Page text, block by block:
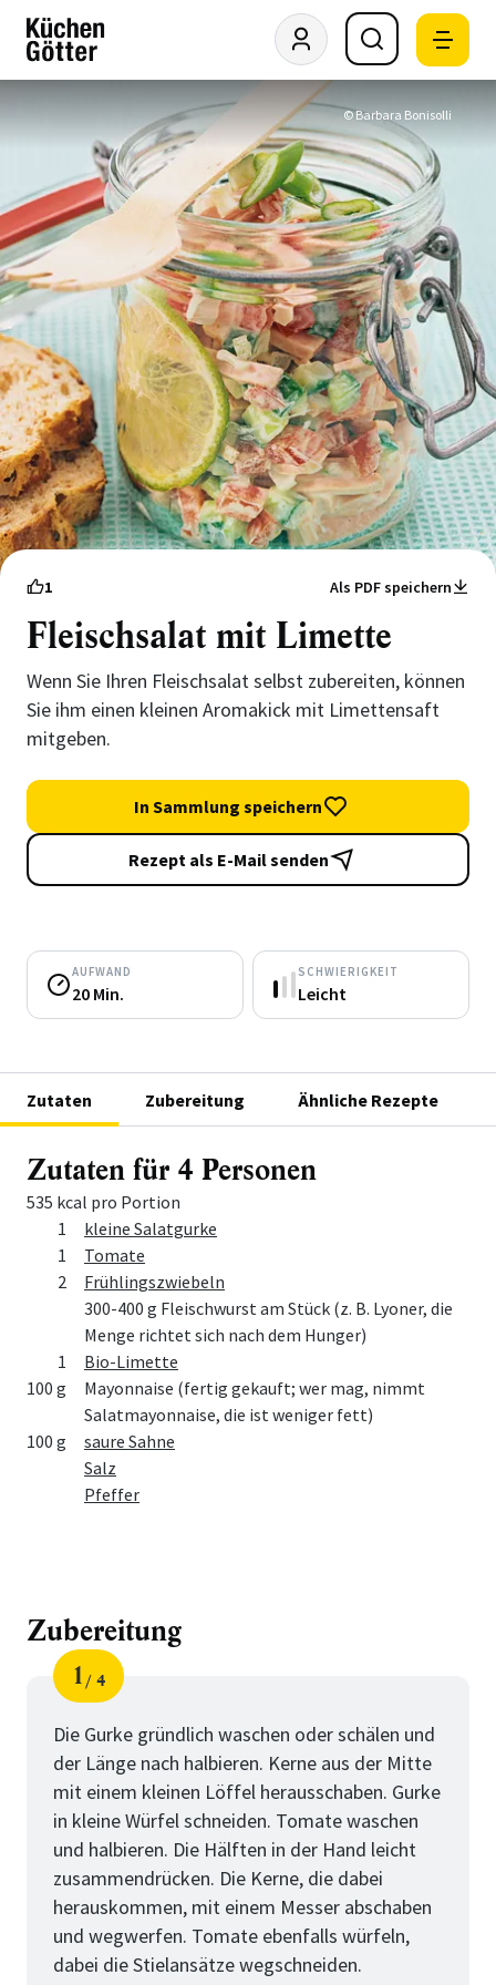
© Barbara Bonisolli
1 Als PDF speichern
Fleischsalat mit Limette
Wenn Sie Ihren Fleischsalat selbst zubereiten, können
Sie ihm einen kleinen Aromakick mit Limettensaft
mitgeben.
In Sammlung speichern
Rezept als E-Mail senden
AUFWAND
20 Min.
SCHWIERIGKEIT
Leicht
Zutaten Zubereitung Ähnliche Rezepte
Zutaten für 4 Personen
535 kcal pro Portion
Menge
Zutat
1
kleine Salatgurke
1
Tomate
2
Frühlingszwiebeln
300-400 g Fleischwurst am Stück (z. B. Lyoner, die
Menge richtet sich nach dem Hunger)
1
Bio-Limette
100 g
Mayonnaise (fertig gekauft; wer mag, nimmt
Salatmayonnaise, die ist weniger fett)
100 g
saure Sahne
Salz
Pfeffer
Zubereitung
Schritt
1
von
4
Die Gurke gründlich waschen oder schälen und
der Länge nach halbieren. Kerne aus der Mitte
mit einem kleinen Löffel herausschaben. Gurke
in kleine Würfel schneiden. Tomate waschen
und halbieren. Die Hälften in der Hand leicht
zusammendrücken. Die Kerne, die dabei
herauskommen, mit einem Messer abschaben
und wegwerfen. Tomate ebenfalls würfeln,
dabei die Stielansätze wegschneiden.